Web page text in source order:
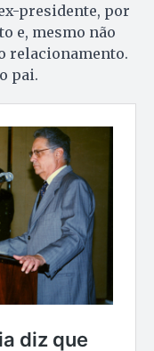
presidente, por
e, mesmo não
relacionamento.
pai.